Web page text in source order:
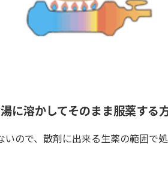
溶かしてそのまま服薬する
ので、散剤に出来る生薬の範囲で処